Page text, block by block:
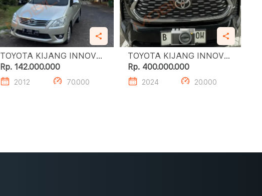
TOYOTA KIJANG INNOVA
2.0L G A/T
Rp. 142.000.000
2012 70.000
TOYOTA KIJANG INNOVA
ZENIX 2.0 G HV CVT
Rp. 400.000.000
2024 20.000